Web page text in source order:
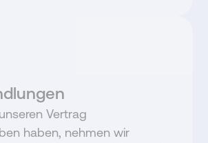
Vertrag
haben, nehmen wir